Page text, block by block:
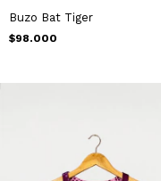
Buzo Bat Tiger
$98.000